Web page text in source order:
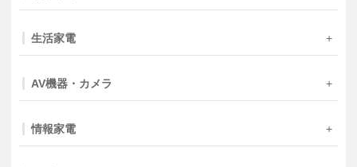
生活家電
AV機器・カメラ
情報家電